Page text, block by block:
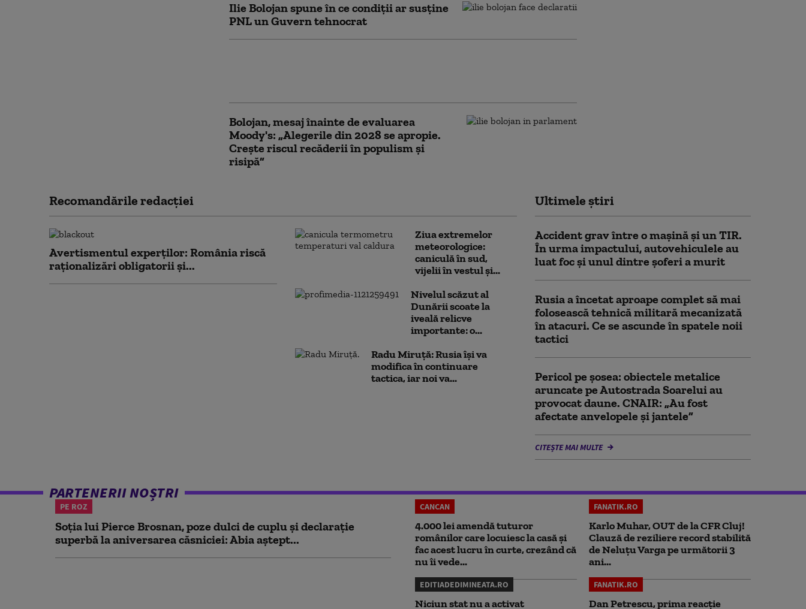
Ilie Bolojan spune în ce condiții ar susține
PNL un Guvern tehnocrat
Bolojan, mesaj înainte de evaluarea
Moody's: „Alegerile din 2028 se apropie.
Crește riscul recăderii în populism și
risipă”
Recomandările redacţiei
Avertismentul experților: România riscă
raționalizări obligatorii și...
Ziua extremelor
meteorologice:
caniculă în sud,
vijelii în vestul și...
Nivelul scăzut al
Dunării scoate la
iveală relicve
importante: o...
Radu Miruță: Rusia își va
modifica în continuare
tactica, iar noi va...
Ultimele știri
Accident grav între o mașină și un TIR.
În urma impactului, autovehiculele au
luat foc și unul dintre șoferi a murit
Rusia a încetat aproape complet să mai
folosească tehnică militară mecanizată
în atacuri. Ce se ascunde în spatele noii
tactici
Pericol pe șosea: obiectele metalice
aruncate pe Autostrada Soarelui au
provocat daune. CNAIR: „Au fost
afectate anvelopele și jantele”
CITEȘTE MAI MULTE
PARTENERII NOȘTRI
PE ROZ
Soția lui Pierce Brosnan, poze dulci de cuplu și declarație
superbă la aniversarea căsniciei: Abia aștept...
CANCAN
4.000 lei amendă tuturor
românilor care locuiesc la casă și
fac acest lucru în curte, crezând că
nu îi vede...
FANATIK.RO
Karlo Muhar, OUT de la CFR Cluj!
Clauză de reziliere record stabilită
de Neluțu Varga pe următorii 3
ani...
EDITIADEDIMINEATA.RO
Niciun stat nu a activat
FANATIK.RO
Dan Petrescu, prima reacție